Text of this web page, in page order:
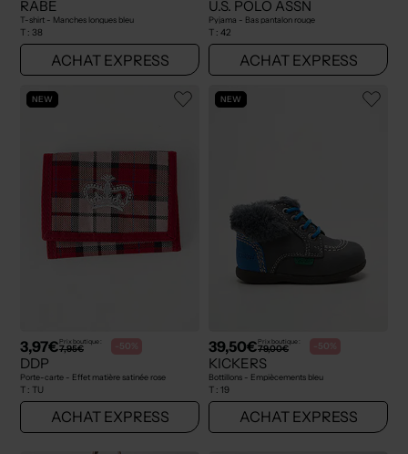
RABE
T-shirt - Manches longues bleu
T : 38
ACHAT EXPRESS
U.S. POLO ASSN
Pyjama - Bas pantalon rouge
T : 42
ACHAT EXPRESS
NEW
3,97€Prix boutique :
7,95€ -50%
DDP
Porte-carte - Effet matière satinée rose
T : TU
ACHAT EXPRESS
NEW
39,50€Prix boutique :
79,00€ -50%
KICKERS
Bottillons - Empiècements bleu
T : 19
ACHAT EXPRESS